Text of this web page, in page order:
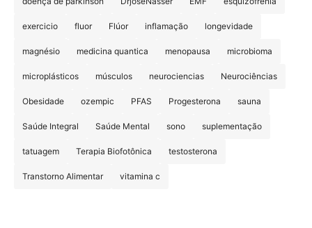
exercicio fluor Flúor inflamação longevidade
magnésio medicina quantica menopausa microbioma
microplásticos músculos neurociencias Neurociências
Obesidade ozempic PFAS Progesterona sauna
Saúde Integral Saúde Mental sono suplementação
tatuagem Terapia Biofotônica testosterona
Transtorno Alimentar vitamina c